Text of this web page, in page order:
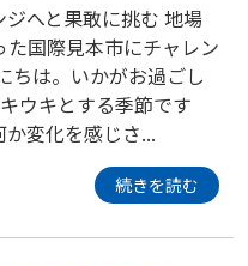
へと果敢に挑む 地場
国際見本市にチャレン
は。いかがお過ごし
ウキとする季節です
変化を感じさ...
続きを読む